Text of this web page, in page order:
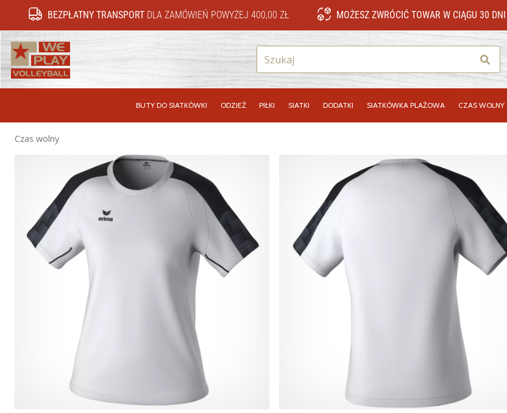
BEZPŁATNY TRANSPORT DLA ZAMÓWIEŃ POWYŻEJ 400,00 ZŁ MOŻESZ ZWRÓCIĆ TOWAR W CIĄGU 30 DNI
Szukaj
BUTY DO SIATKÓWKI ODZIEŻ PIŁKI SIATKI DODATKI SIATKÓWKA PLAŻOWA CZAS WOLNY
Czas wolny